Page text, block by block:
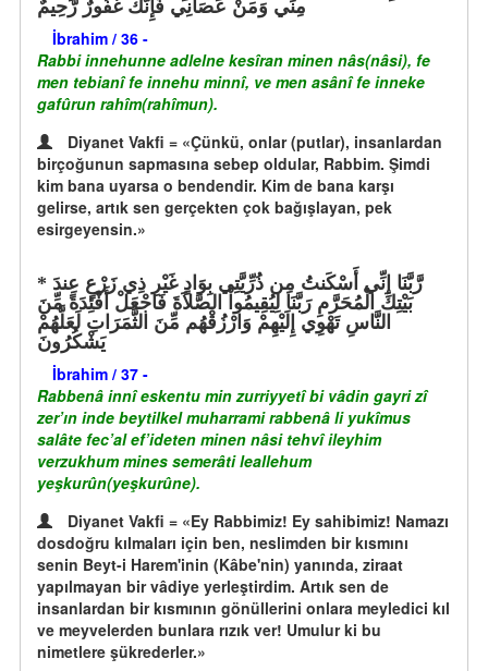
مِنِّي وَمَنْ عَصَانِي فَإِنَّكَ غَفُورٌ رَّحِيمٌ
İbrahim / 36 -
Rabbi innehunne adlelne kesîran minen nâs(nâsi), fe
men tebianî fe innehu minnî, ve men asânî fe inneke
gafûrun rahîm(rahîmun).
Diyanet Vakfi = «Çünkü, onlar (putlar), insanlardan
birçoğunun sapmasına sebep oldular, Rabbim. Şimdi
kim bana uyarsa o bendendir. Kim de bana karşı
gelirse, artık sen gerçekten çok bağışlayan, pek
esirgeyensin.»
بَيْتِكَ الْمُحَرَّمِ رَبَّنَا لِيُقِيمُواْ الصَّلاَةَ فَاجْعَلْ أَفْئِدَةً مِّنَ
النَّاسِ تَهْوِي إِلَيْهِمْ وَارْزُقْهُم مِّنَ الثَّمَرَاتِ لَعَلَّهُمْ
يَشْكُرُونَ
İbrahim / 37 -
Rabbenâ innî eskentu min zurriyyetî bi vâdin gayri zî
zer’ın inde beytilkel muharrami rabbenâ li yukîmus
salâte fec’al ef’ideten minen nâsi tehvî ileyhim
verzukhum mines semerâti leallehum
yeşkurûn(yeşkurûne).
Diyanet Vakfi = «Ey Rabbimiz! Ey sahibimiz! Namazı
dosdoğru kılmaları için ben, neslimden bir kısmını
senin Beyt-i Harem'inin (Kâbe'nin) yanında, ziraat
yapılmayan bir vâdiye yerleştirdim. Artık sen de
insanlardan bir kısmının gönüllerini onlara meyledici kıl
ve meyvelerden bunlara rızık ver! Umulur ki bu
nimetlere şükrederler.»